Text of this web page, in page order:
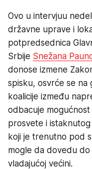
Ovo u intervjuu
državne uprave i
potpredsednica
Srbije Snežana
donose izmene
spisku, osvrće se na
koalicije između
odbacuje
prosvete i istaknutog
koji je trenutno pod
mogle da dovedu
vladajućoj većini.